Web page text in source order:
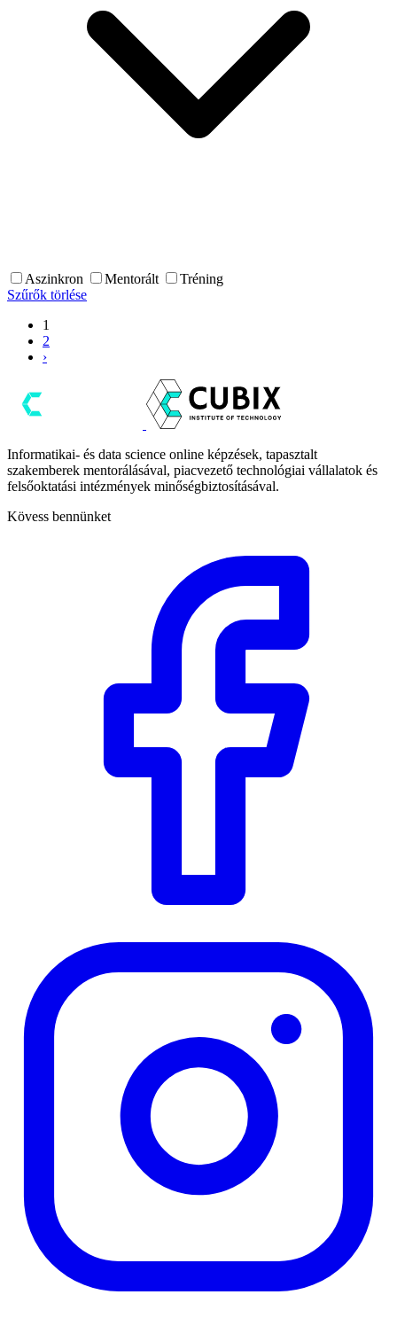
Aszinkron Mentorált
Tréning
Szűrők törlése
1
2
›
Informatikai- és data science online képzések, tapasztalt
szakemberek mentorálásával, piacvezető technológiai vállalatok és
felsőoktatási intézmények minőségbiztosításával.
Kövess bennünket